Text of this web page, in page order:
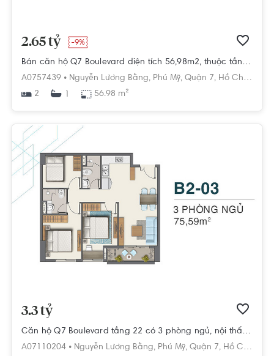
2.65 tỷ -9%
Bán căn hộ Q7 Boulevard diện tích 56,98m2, thuộc tầng cao, ban câu hướng Bắc, view đẹp
A0757439 • Nguyễn Lương Bằng, Phú Mỹ, Quận 7, Hồ Chí Minh
2
56.98 m²
3.3 tỷ
Căn hộ Q7 Boulevard tầng 22 có 3 phòng ngủ, nội thất cơ bản.
A07110204 • Nguyễn Lương Bằng, Phú Mỹ, Quận 7, Hồ Chí Minh